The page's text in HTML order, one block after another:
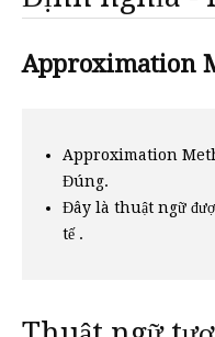
Approximation
Approximation
Đúng.
Đây là thuật ngữ
tế .